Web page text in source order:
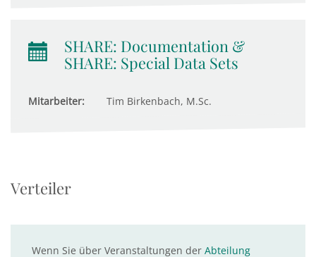
SHARE: Documentation &
SHARE: Special Data Sets
Mitarbeiter: Tim Birkenbach, M.Sc.
Verteiler
Wenn Sie über Veranstaltungen der Abteilung